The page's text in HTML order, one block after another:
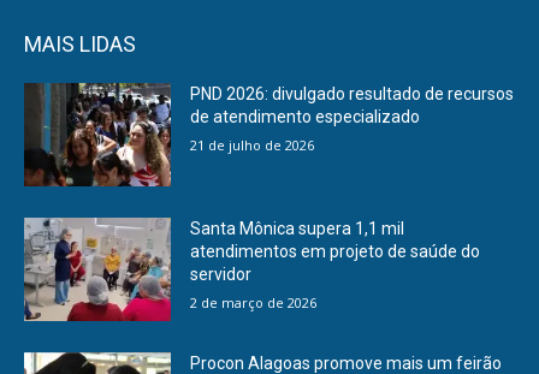
MAIS LIDAS
PND 2026: divulgado resultado de recursos
de atendimento especializado
21 de julho de 2026
Santa Mônica supera 1,1 mil
atendimentos em projeto de saúde do
servidor
2 de março de 2026
Procon Alagoas promove mais um feirão